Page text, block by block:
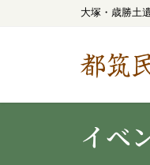
大塚・歳勝土
都筑
イベ